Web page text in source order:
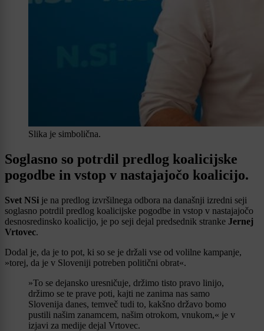
Slika je simbolična.
Soglasno so potrdil predlog koalicijske
pogodbe in vstop v nastajajočo koalicijo.
Svet NSi je na predlog izvršilnega odbora na današnji izredni seji
soglasno potrdil predlog koalicijske pogodbe in vstop v nastajajočo
desnosredinsko koalicijo, je po seji dejal predsednik stranke Jernej
Vrtovec.
Dodal je, da je to pot, ki so se je držali vse od volilne kampanje,
»torej, da je v Sloveniji potreben politični obrat«.
»To se dejansko uresničuje, držimo tisto pravo linijo,
držimo se te prave poti, kajti ne zanima nas samo
Slovenija danes, temveč tudi to, kakšno državo bomo
pustili našim zanamcem, našim otrokom, vnukom,« je v
izjavi za medije dejal Vrtovec.